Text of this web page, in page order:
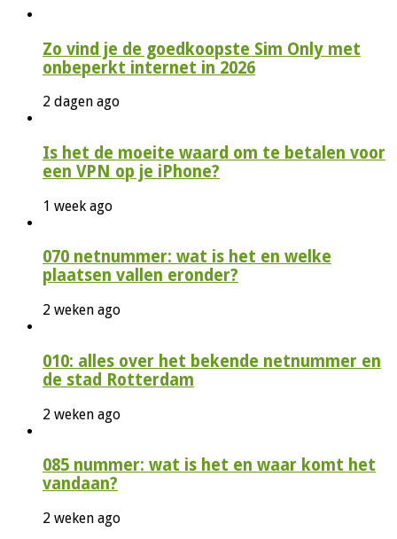
Zo vind je de goedkoopste Sim Only met
onbeperkt internet in 2026
2 dagen ago
Is het de moeite waard om te betalen voor
een VPN op je iPhone?
1 week ago
070 netnummer: wat is het en welke
plaatsen vallen eronder?
2 weken ago
010: alles over het bekende netnummer en
de stad Rotterdam
2 weken ago
085 nummer: wat is het en waar komt het
vandaan?
2 weken ago